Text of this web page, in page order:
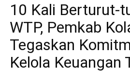
10 Kali Berturut-
WTP, Pemkab
Tegaskan
Kelola Keuangan